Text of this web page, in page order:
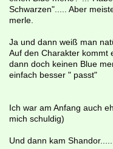
Schwarzen"..... Aber
merle.
Ja und dann weiß man
Auf den Charakter kommt
dann doch keinen Blue
einfach besser " passt"
Ich war am Anfang auch
mich schuldig)
Und dann kam